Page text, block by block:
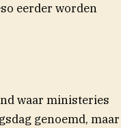
eerder worden
waar ministeries
genoemd, maar